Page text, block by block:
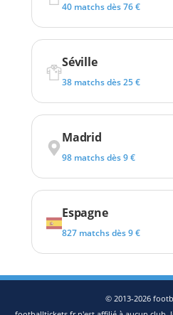
40 matchs dès 76 €
Séville
38 matchs dès 25 €
Madrid
98 matchs dès 9 €
Espagne
827 matchs dès 9 €
© 2013-2026